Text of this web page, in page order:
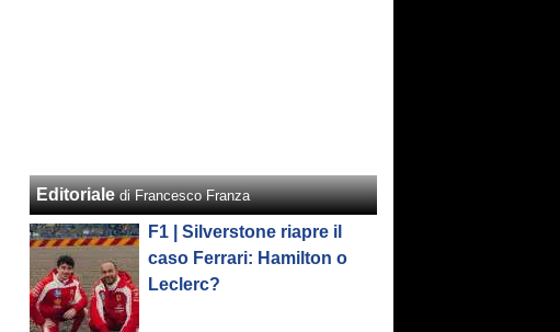
Editoriale di Francesco Franza
F1 | Silverstone riapre il
caso Ferrari: Hamilton o
Leclerc?